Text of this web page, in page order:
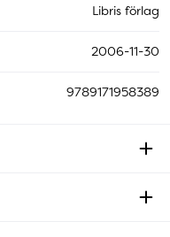
Libris förlag
2006-11-30
9789171958389